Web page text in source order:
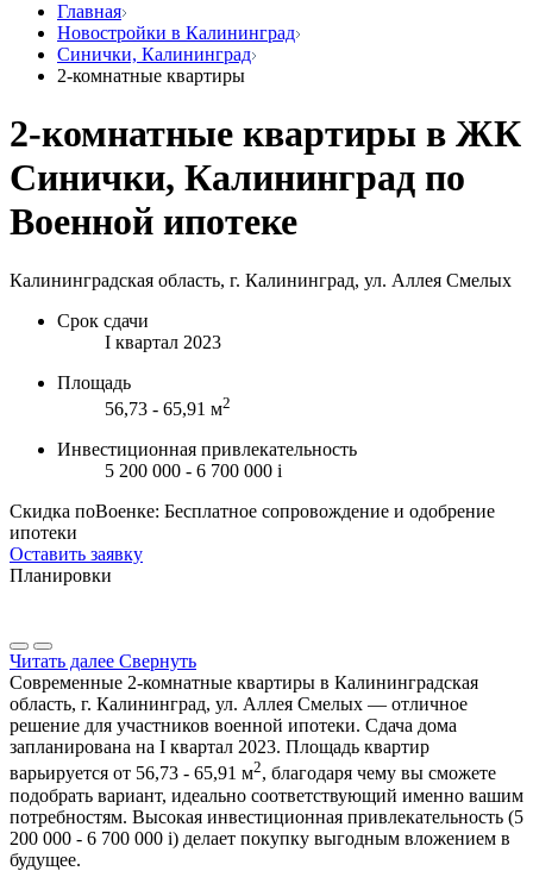
Главная
Новостройки в Калининград
Синички, Калининград
2-комнатные квартиры
2-комнатные квартиры в ЖК
Синички, Калининград по
Военной ипотеке
Калининградская область, г. Калининград, ул. Аллея Смелых
Срок сдачи
I квартал 2023
Площадь
56,73 - 65,91 м2
Инвестиционная привлекательность
5 200 000 - 6 700 000 i
Скидка поВоенке: Бесплатное сопровождение и одобрение
ипотеки
Оставить заявку
Планировки
Читать далее Свернуть
Современные 2-комнатные квартиры в Калининградская
область, г. Калининград, ул. Аллея Смелых — отличное
решение для участников военной ипотеки. Сдача дома
запланирована на I квартал 2023. Площадь квартир
варьируется от 56,73 - 65,91 м2, благодаря чему вы сможете
подобрать вариант, идеально соответствующий именно вашим
потребностям. Высокая инвестиционная привлекательность (5
200 000 - 6 700 000 i) делает покупку выгодным вложением в
будущее.